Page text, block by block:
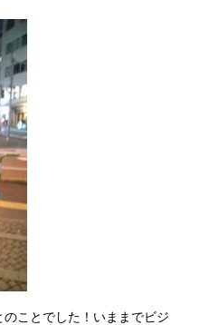
ことでした！いままでビジ